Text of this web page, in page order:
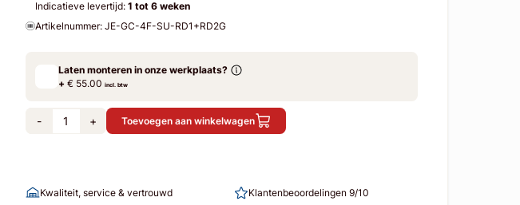
Indicatieve levertijd: 1 tot 6 weken
Artikelnummer: JE-GC-4F-SU-RD1+RD2G
Laten monteren in onze werkplaats?
+€ 55.00 incl. btw
- + Toevoegen aan winkelwagen
Kwaliteit, service & vertrouwd Klantenbeoordelingen 9/10